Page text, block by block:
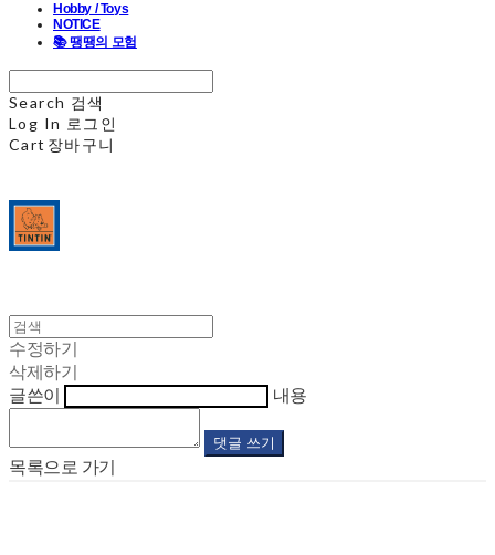
Hobby / Toys
NOTICE
📚 땡땡의 모험
Search 검색
Log In 로그인
Cart 장바구니
수정하기
삭제하기
글쓴이
내용
댓글 쓰기
목록으로 가기